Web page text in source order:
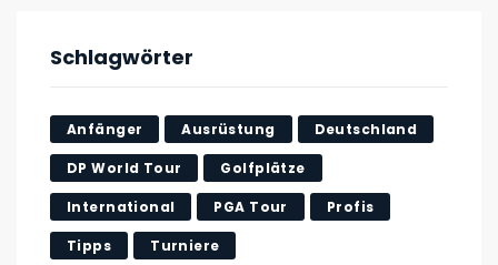
Schlagwörter
Anfänger Ausrüstung Deutschland
DP World Tour Golfplätze
International PGA Tour Profis
Tipps Turniere